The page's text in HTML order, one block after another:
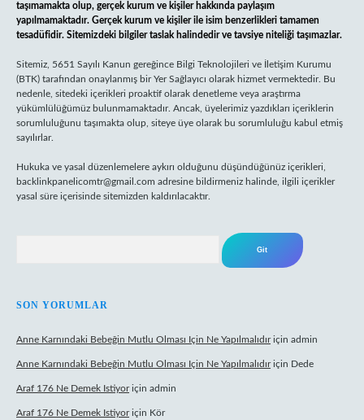
taşımamakta olup, gerçek kurum ve kişiler hakkında paylaşım
yapılmamaktadır. Gerçek kurum ve kişiler ile isim benzerlikleri tamamen
tesadüfidir. Sitemizdeki bilgiler taslak halindedir ve tavsiye niteliği taşımazlar.
Sitemiz, 5651 Sayılı Kanun gereğince Bilgi Teknolojileri ve İletişim Kurumu
(BTK) tarafından onaylanmış bir Yer Sağlayıcı olarak hizmet vermektedir. Bu
nedenle, sitedeki içerikleri proaktif olarak denetleme veya araştırma
yükümlülüğümüz bulunmamaktadır. Ancak, üyelerimiz yazdıkları içeriklerin
sorumluluğunu taşımakta olup, siteye üye olarak bu sorumluluğu kabul etmiş
sayılırlar.
Hukuka ve yasal düzenlemelere aykırı olduğunu düşündüğünüz içerikleri,
backlinkpanelicomtr@gmail.com adresine bildirmeniz halinde, ilgili içerikler
yasal süre içerisinde sitemizden kaldırılacaktır.
SON YORUMLAR
Anne Karnındaki Bebeğin Mutlu Olması Için Ne Yapılmalıdıriçin admin
Anne Karnındaki Bebeğin Mutlu Olması Için Ne Yapılmalıdıriçin Dede
Araf 176 Ne Demek Istiyoriçin admin
Araf 176 Ne Demek Istiyoriçin Kör